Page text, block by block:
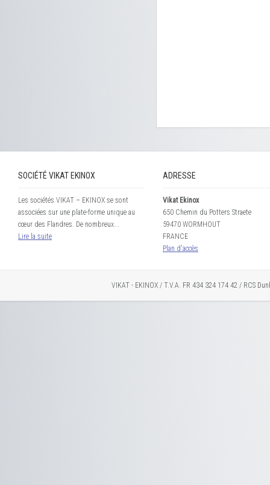
SOCIÉTÉ VIKAT EKINOX
Les sociétés VIKAT – EKINOX se sont
associées sur une plate-forme unique au
cœur des Flandres. De nombreux...
Lire la suite
ADRESSE
Vikat Ekinox
650 Chemin du Potters Straete
59470 WORMHOUT
FRANCE
Plan d'accès
VIKAT - EKINOX / T.V.A. FR 434 324 174 42 / RCS